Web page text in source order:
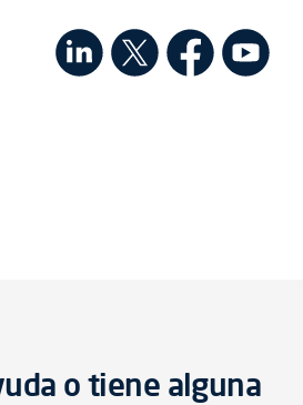
o tiene alguna